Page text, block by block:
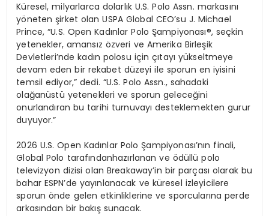
Küresel, milyarlarca dolarlık U.S. Polo Assn. markasını
yöneten şirket olan USPA Global CEO’su J. Michael
Prince, “U.S. Open Kadınlar Polo Şampiyonası®, seçkin
yetenekler, amansız özveri ve Amerika Birleşik
Devletleri’nde kadın polosu için çıtayı yükseltmeye
devam eden bir rekabet düzeyi ile sporun en iyisini
temsil ediyor,” dedi. “U.S. Polo Assn., sahadaki
olağanüstü yetenekleri ve sporun geleceğini
onurlandıran bu tarihi turnuvayı desteklemekten gurur
duyuyor.”
2026 U.S. Open Kadınlar Polo Şampiyonası’nın finali,
Global Polo tarafındanhazırlanan ve ödüllü polo
televizyon dizisi olan Breakaway’in bir parçası olarak bu
bahar ESPN’de yayınlanacak ve küresel izleyicilere
sporun önde gelen etkinliklerine ve sporcularına perde
arkasından bir bakış sunacak.